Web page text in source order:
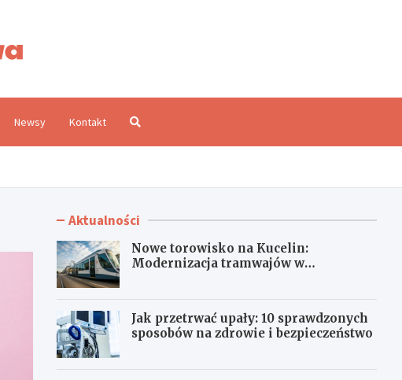
Newsy Kontakt
Aktualności
Nowe torowisko na Kucelin:
Modernizacja tramwajów w
Jak przetrwać upały: 10 sprawdzonych
sposobów na zdrowie i bezpieczeństwo